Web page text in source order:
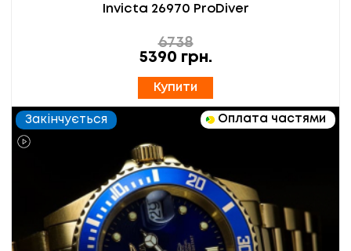
Invicta 26970 ProDiver
6738
5390 грн.
Купити
Закінчується Оплата частями